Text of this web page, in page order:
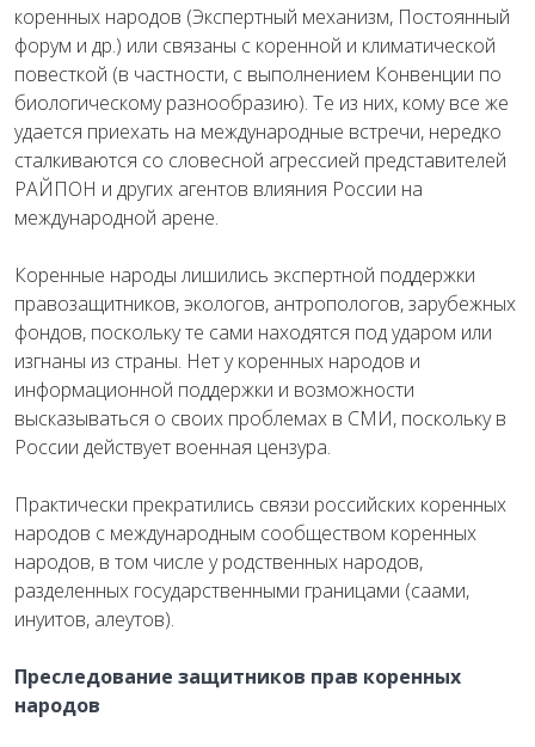
коренных народов (Экспертный механизм, Постоянный
форум и др.) или связаны с коренной и климатической
повесткой (в частности, с выполнением Конвенции по
биологическому разнообразию). Те из них, кому все же
удается приехать на международные встречи, нередко
сталкиваются со словесной агрессией представителей
РАЙПОН и других агентов влияния России на
международной арене.
Коренные народы лишились экспертной поддержки
правозащитников, экологов, антропологов, зарубежных
фондов, поскольку те сами находятся под ударом или
изгнаны из страны. Нет у коренных народов и
информационной поддержки и возможности
высказываться о своих проблемах в СМИ, поскольку в
России действует военная цензура.
Практически прекратились связи российских коренных
народов с международным сообществом коренных
народов, в том числе у родственных народов,
разделенных государственными границами (саами,
инуитов, алеутов).
Преследование защитников прав коренных
народов